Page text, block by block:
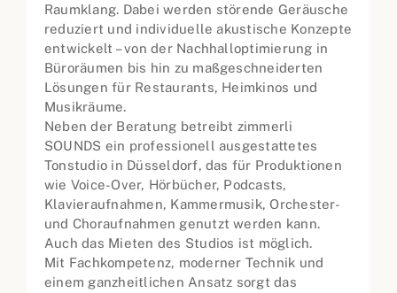
Raumklang. Dabei werden störende Geräusche
reduziert und individuelle akustische Konzepte
entwickelt – von der Nachhalloptimierung in
Büroräumen bis hin zu maßgeschneiderten
Lösungen für Restaurants, Heimkinos und
Musikräume.
Neben der Beratung betreibt zimmerli
SOUNDS ein professionell ausgestattetes
Tonstudio in Düsseldorf, das für Produktionen
wie Voice-Over, Hörbücher, Podcasts,
Klavieraufnahmen, Kammermusik, Orchester-
und Choraufnahmen genutzt werden kann.
Auch das Mieten des Studios ist möglich.
Mit Fachkompetenz, moderner Technik und
einem ganzheitlichen Ansatz sorgt das